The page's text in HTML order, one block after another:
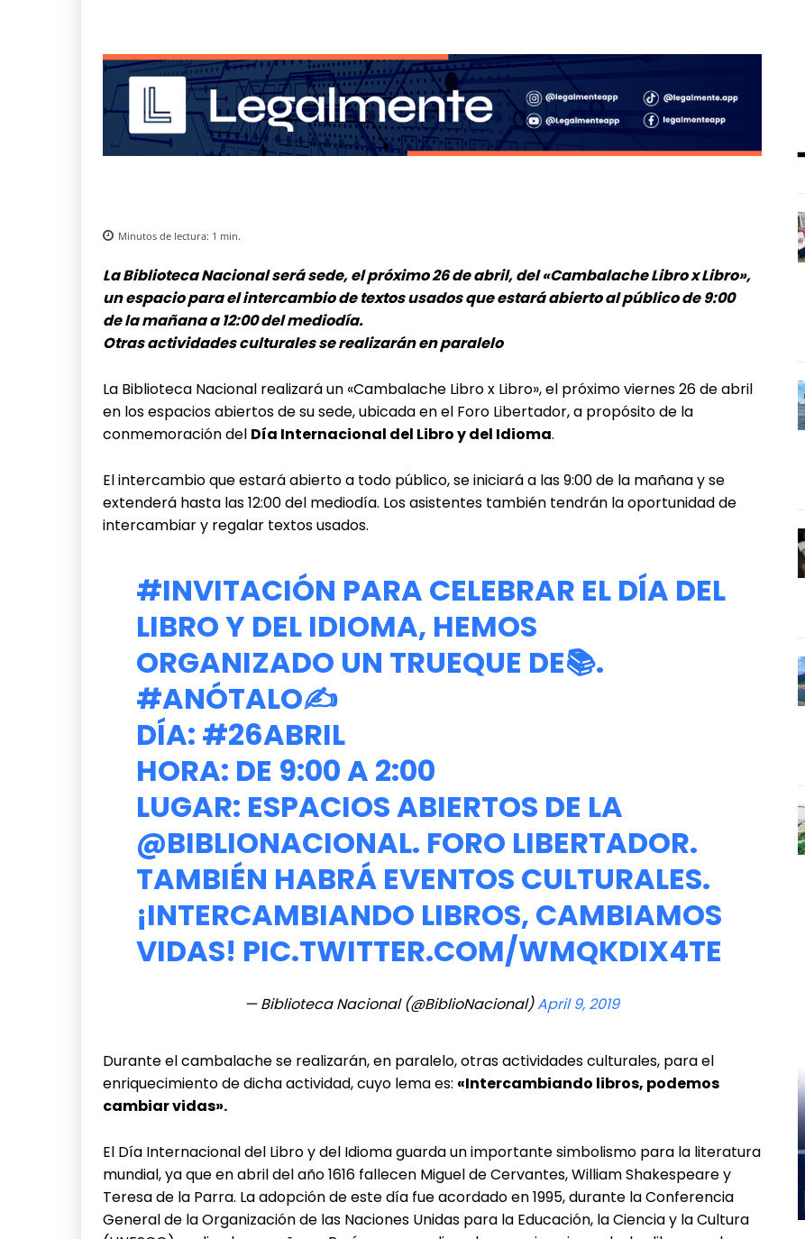
Minutos de lectura: 1 min.
La Biblioteca Nacional será sede, el próximo 26 de abril, del «Cambalache Libro x Libro»,
un espacio para el intercambio de textos usados que estará abierto al público de 9:00
de la mañana a 12:00 del mediodía.
Otras actividades culturales se realizarán en paralelo
La Biblioteca Nacional realizará un «Cambalache Libro x Libro», el próximo viernes 26 de abril
en los espacios abiertos de su sede, ubicada en el Foro Libertador, a propósito de la
conmemoración del Día Internacional del Libro y del Idioma.
El intercambio que estará abierto a todo público, se iniciará a las 9:00 de la mañana y se
extenderá hasta las 12:00 del mediodía. Los asistentes también tendrán la oportunidad de
intercambiar y regalar textos usados.
#INVITACIÓN PARA CELEBRAR EL DÍA DEL
LIBRO Y DEL IDIOMA, HEMOS
ORGANIZADO UN TRUEQUE DE📚.
#ANÓTALO✍️
DÍA: #26ABRIL
HORA: DE 9:00 A 2:00
LUGAR: ESPACIOS ABIERTOS DE LA
@BIBLIONACIONAL. FORO LIBERTADOR.
TAMBIÉN HABRÁ EVENTOS CULTURALES.
¡INTERCAMBIANDO LIBROS, CAMBIAMOS
VIDAS! PIC.TWITTER.COM/WMQKDIX4TE
— Biblioteca Nacional (@BiblioNacional)April 9, 2019
Durante el cambalache se realizarán, en paralelo, otras actividades culturales, para el
enriquecimiento de dicha actividad, cuyo lema es: «Intercambiando libros, podemos
cambiar vidas».
El Día Internacional del Libro y del Idioma guarda un importante simbolismo para la literatura
mundial, ya que en abril del año 1616 fallecen Miguel de Cervantes, William Shakespeare y
Teresa de la Parra. La adopción de este día fue acordado en 1995, durante la Conferencia
General de la Organización de las Naciones Unidas para la Educación, la Ciencia y la Cultura